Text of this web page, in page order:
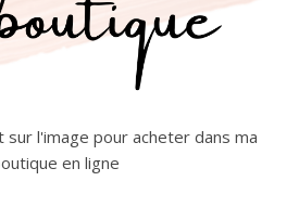
sur l'image pour acheter dans ma
en ligne